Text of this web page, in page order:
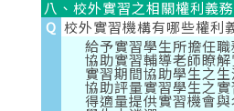
八、校外實習之相關權利義務
Q 校外實習機構有哪些權利
給予實習學生所擔任職
協助實習輔導老師瞭
實習期間協助學生之
協助評量實習學生之
得適量提供實習機會